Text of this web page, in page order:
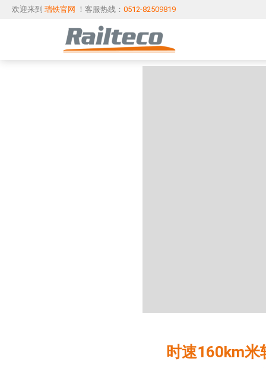
欢迎来到 瑞铁官网 ！客服热线： 0512-82509819
时速160km米